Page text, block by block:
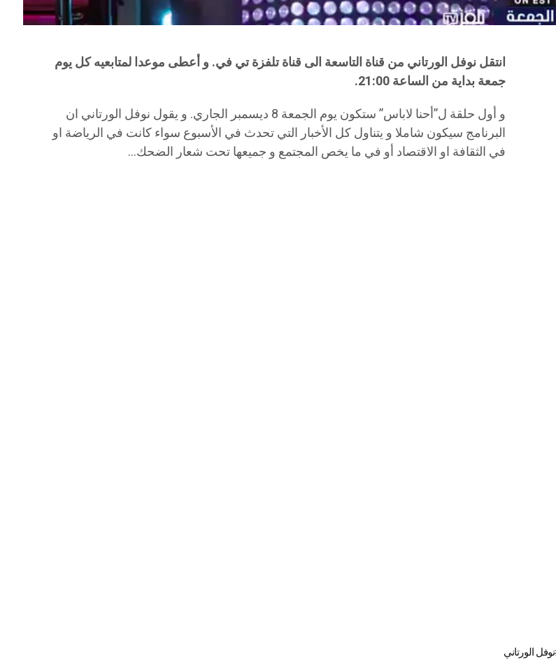
انتقل نوفل الورتاني من قناة التاسعة الى قناة تلفزة تي في. و أعطى موعدا لمتابعيه كل يوم
جمعة بداية من الساعة 21:00.
و أول حلقة ل”أحنا لاباس” ستكون يوم الجمعة 8 ديسمبر الجاري. و يقول نوفل الورتاني ان
البرنامج سيكون شاملا و يتناول كل الأخبار التي تحدث في الأسبوع سواء كانت في الرياضة او
في الثقافة او الاقتصاد أو في ما يخص المجتمع و جميعها تحت شعار الضحك…
نوفل الورتاني